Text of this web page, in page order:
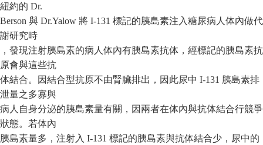
紐約的 Dr.
Berson 與 Dr.Yalow 將 I-131 標記的胰島素注入糖尿病人体內做代
謝研究時
，發現注射胰島素的病人体內有胰島素抗体，經標記的胰島素抗
原會與這些抗
体結合。因結合型抗原不由腎臟排出，因此尿中 I-131 胰島素排
泄量之多寡與
病人自身分泌的胰島素量有關，因兩者在体內與抗体結合行競爭
狀態。若体內
胰島素量多，注射入 I-131 標記的胰島素與抗体結合少，尿中的